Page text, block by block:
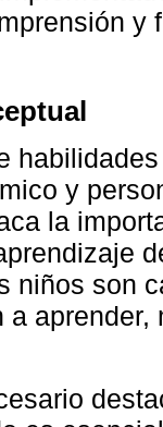
y
y
la
niños son
a